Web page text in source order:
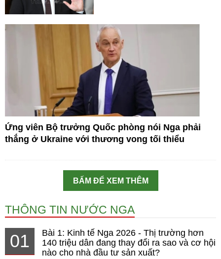
Ứng viên Bộ trưởng Quốc phòng nói Nga phải
thắng ở Ukraine với thương vong tối thiểu
BẤM ĐỂ XEM THÊM
THÔNG TIN NƯỚC NGA
01
Bài 1: Kinh tế Nga 2026 - Thị trường hơn
140 triệu dân đang thay đổi ra sao và cơ hội
nào cho nhà đầu tư sản xuất?